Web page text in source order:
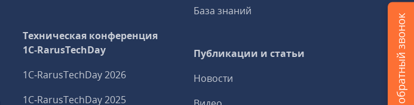
Техническая конференция
1C‑RarusTechDay
1C‑RarusTechDay 2026
1C‑RarusTechDay 2025
База знаний
Публикации и статьи
Новости